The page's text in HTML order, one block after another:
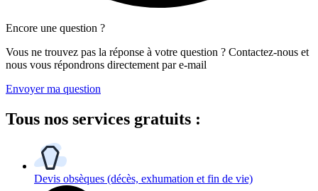
Encore une question ?
Vous ne trouvez pas la réponse à votre question ? Contactez-nous et
nous vous répondrons directement par e-mail
Envoyer ma question
Tous nos services gratuits :
Devis obsèques (décès, exhumation et fin de vie)